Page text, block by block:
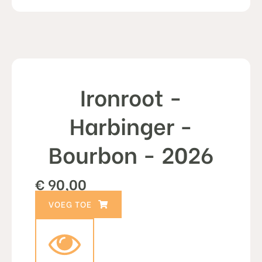
Ironroot -
Harbinger -
Bourbon - 2026
€ 90,00